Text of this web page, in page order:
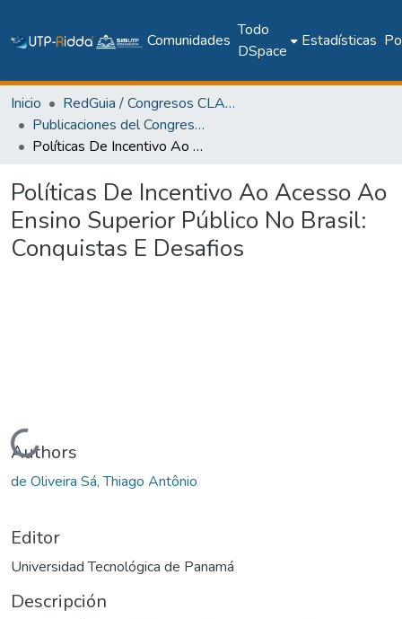
Comunidades
Todo
DSpace
Estadísticas
Inicio
RedGuia / Congresos CLABES
Publicaciones del Congreso Internacional CLABES
Políticas De Incentivo Ao Acesso Ao Ensino Superior Público No Brasil: Conquistas E Desafios
Políticas De Incentivo Ao Acesso Ao
Ensino Superior Público No Brasil:
Conquistas E Desafios
Cargando...
Authors
de Oliveira Sá, Thiago Antônio
Editor
Universidad Tecnológica de Panamá
Descripción